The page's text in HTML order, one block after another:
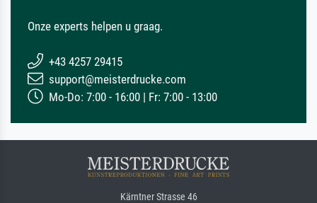
Onze experts helpen u graag.
+43 4257 29415
support@meisterdrucke.com
Mo-Do: 7:00 - 16:00 | Fr: 7:00 - 13:00
Kärntner Strasse 46